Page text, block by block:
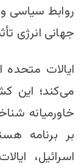
روابط سیاسی
جهانی انرژی
ایالات
می‌کند؛ این
خاورمیانه
بر برنامه
اسرائیل،